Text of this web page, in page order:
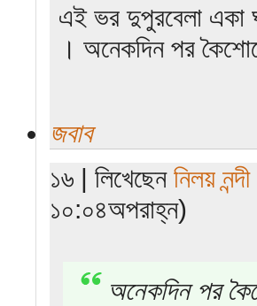
এই ভর দুপুরবেলা একা
। অনেকদিন পর
জবাব
১৬ | লিখেছেন নিলয় নন্দী
১০:০৪অপরাহ্ন)
অনেকদিন পর